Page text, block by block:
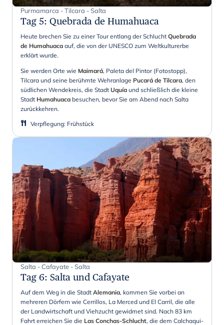
Purmamarca - Tilcara - Salta
Tag 5: Quebrada de Humahuaca
Heute brechen Sie zu einer Tour entlang der Schlucht Quebrada
de Humahuaca auf, die von der UNESCO zum Weltkulturerbe
erklärt wurde.
Sie werden Orte wie Maimará, Paleta del Pintor (Fotostopp),
Tilcara und seine berühmte Wehranlage Pucará de Tilcara, den
südlichen Wendekreis, die Stadt Uquía und schließlich die kleine
Stadt Humahuaca besuchen, bevor Sie am Abend nach Salta
zurückkehren.
Verpflegung: Frühstück
Salta - Cafayate - Salta
Tag 6: Salta und Cafayate
Auf dem Weg in die Stadt Alemania, kommen Sie vorbei an
mehreren Dörfern wie Cerrillos, La Merced und El Carril, die alle
der Landwirtschaft und Viehzucht gewidmet sind. Nach 83 km
Fahrt erreichen Sie die Las Conchas-Schlucht, die dem Calchaqui-